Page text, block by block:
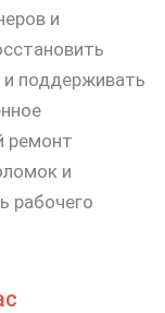
и
поддерживать
ремонт
и
рабочего